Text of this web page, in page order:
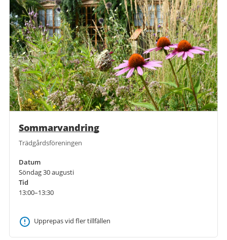
Sommarvandring
Trädgårdsföreningen
Datum
Söndag 30 augusti
Tid
13:00–13:30
Upprepas vid fler tillfällen